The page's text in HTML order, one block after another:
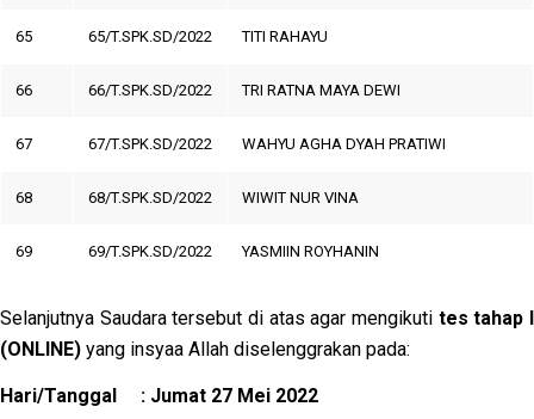
65 65/T.SPK.SD/2022 TITI RAHAYU
66 66/T.SPK.SD/2022 TRI RATNA MAYA DEWI
67 67/T.SPK.SD/2022 WAHYU AGHA DYAH PRATIWI
68 68/T.SPK.SD/2022 WIWIT NUR VINA
69 69/T.SPK.SD/2022 YASMIIN ROYHANIN
Selanjutnya Saudara tersebut di atas agar mengikuti tes tahap I
(ONLINE) yang insyaa Allah diselenggrakan pada:
Hari/Tanggal : Jumat 27 Mei 2022